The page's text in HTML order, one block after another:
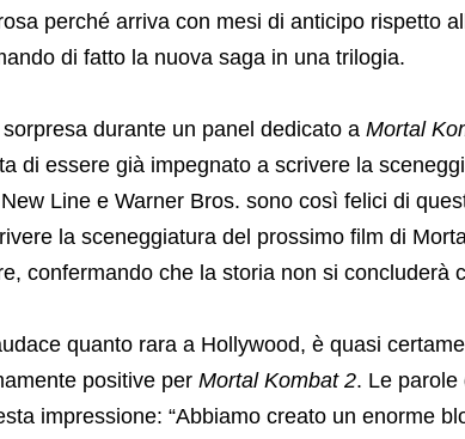
perché arriva con mesi di anticipo rispetto
di fatto la nuova saga in una trilogia.
durante un panel dedicato a Mortal
di essere già impegnato a scrivere la
Line e Warner Bros. sono così felici di
la sceneggiatura del prossimo film di
confermando che la storia non si concluderà
quanto rara a Hollywood, è quasi
positive per Mortal Kombat 2. Le parole
impressione: “Abbiamo creato un enorme